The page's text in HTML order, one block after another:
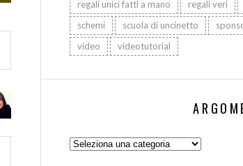
regali unici fatti a mano
regali veri
schemi
scuola di uncinetto
video
videotutorial
Argomenti: